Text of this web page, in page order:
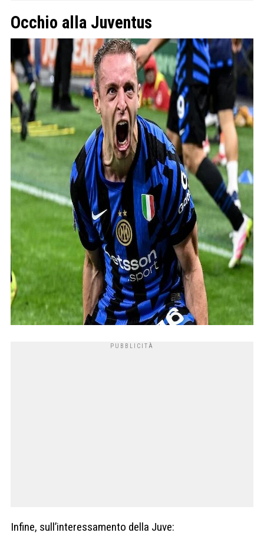
Occhio alla Juventus
Infine, sull’interessamento della Juve: